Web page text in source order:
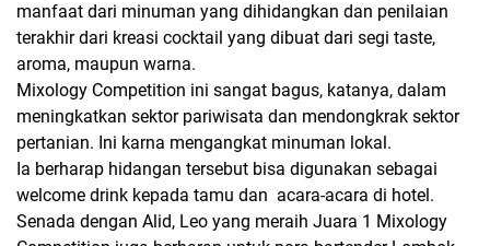
manfaat dari minuman yang dihidangkan dan penilaian
terakhir dari kreasi cocktail yang dibuat dari segi taste,
aroma, maupun warna.
Mixology Competition ini sangat bagus, katanya, dalam
meningkatkan sektor pariwisata dan mendongkrak sektor
pertanian. Ini karna mengangkat minuman lokal.
Ia berharap hidangan tersebut bisa digunakan sebagai
welcome drink kepada tamu dan acara-acara di hotel.
Senada dengan Alid, Leo yang meraih Juara 1 Mixology